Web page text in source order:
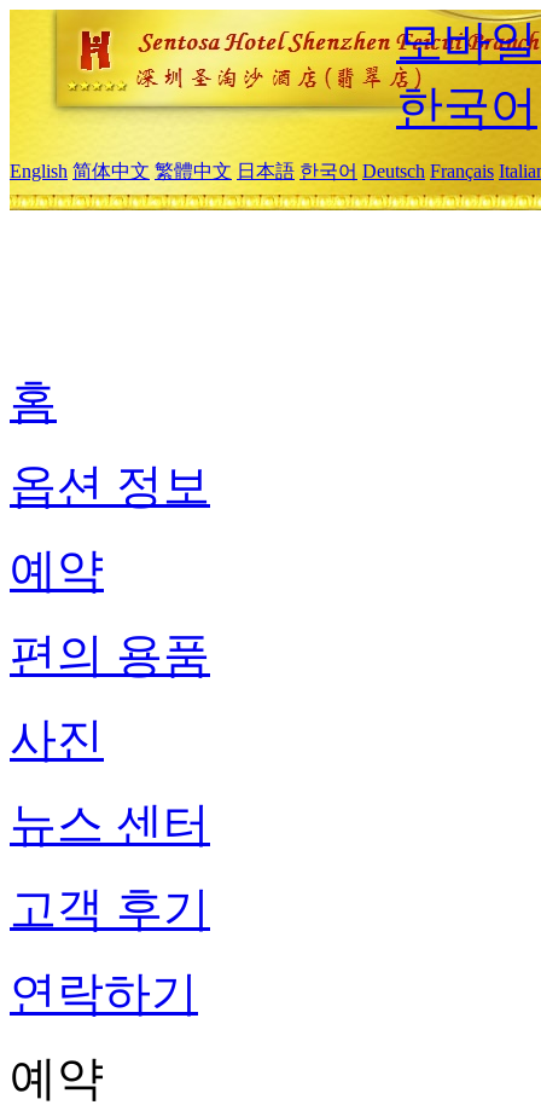
모바
한국어
English 简体中文 繁體中文 日本語 한국어 Deutsch Français
홈
옵션 정보
예약
편의 용품
사진
뉴스 센터
고객 후기
연락하기
예약